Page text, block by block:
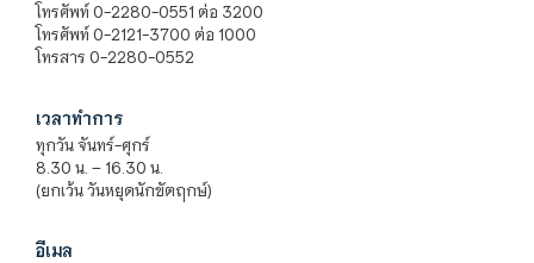
โทรศัพท์ 0-2280-0551 ต่อ 3200
โทรศัพท์ 0-2121-3700 ต่อ 1000
โทรสาร 0-2280-0552
เวลาทำการ
ทุกวัน จันทร์-ศุกร์
8.30 น. – 16.30 น.
(ยกเว้น วันหยุดนักขัตฤกษ์)
อีเมล